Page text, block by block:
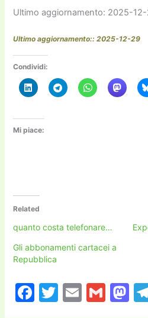
Ultimo aggiornamento: 2025-
Ultimo aggiornamento:: 2025-12-29
Condividi:
Mi piace:
Related
quanto costa telefonare…
Gli abbonamenti cartacei a
Repubblica
F
T
E
G
M